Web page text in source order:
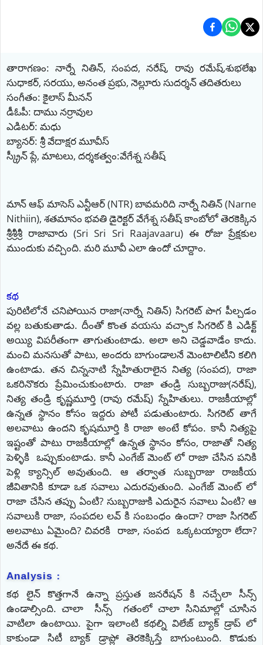
తారాగణం: నార్నే నితిన్, సంపద, నరేష్, రావు రమేష్,శుభలేఖ
సుధాకర్, సరయు, అనంత ప్రభు, నెల్లూరు సుదర్శన్ తదితరులు
సంగీతం: కైలాస్ మీనన్
డీఓపీ: దాము నర్రావుల
ఎడిటర్: మధు
బ్యానర్: శ్రీ వేదాక్షర మూవీస్
స్క్రీన్ ప్లే, మాటలు, దర్శకత్వం:వేగేశ్న సతీష్
మాన్ ఆఫ్ మాసెస్ ఎన్టీఆర్ (NTR) బావమరిది నార్నే నితిన్ (Narne
Nithiin), శతమానం భవతి డైరెక్టర్ వేగేశ్న సతీష్ కాంబోలో తెరకెక్కిన
శ్రీశ్రీశ్రీ రాజావారు (Sri Sri Sri Raajavaaru) ఈ రోజు ప్రేక్షకుల
ముందుకు వచ్చింది. మరి మూవీ ఎలా ఉందో చూద్దాం.
కథ
పురిటిలోనే చనిపోయిన రాజా(నార్నే నితిన్) సిగరెట్ పొగ పీల్చడం
వల్ల బతుకుతాడు. దీంతో కొంత వయసు వచ్చాక సిగరెట్ కి ఎడిక్ట్
అయ్యి విపరీతంగా తాగుతుంటాడు. అలా అని చెడ్డవాడేం కాదు.
మంచి మనసుతో పాటు, అందరు బాగుండాలనే మెంటాలిటీని కలిగి
ఉంటాడు. తన చిన్ననాటి స్నేహితురాలైన నిత్య (సంపద), రాజా
ఒకరినొకరు ప్రేమించుకుంటారు. రాజా తండ్రి సుబ్బరాజు(నరేష్),
నిత్య తండ్రి కృష్ణమూర్తి (రావు రమేష్) స్నేహితులు. రాజకీయాల్లో
ఉన్నత స్థానం కోసం ఇద్దరు పోటీ పడుతుంటారు. సిగరెట్ తాగే
అలవాటు ఉందని కృషమూర్తి కి రాజా అంటే కోపం. కానీ నిత్యపై
ఇష్టంతో పాటు రాజకీయాల్లో ఉన్నత స్థానం కోసం, రాజాతో నిత్య
పెళ్ళికి ఒప్పుకుంటాడు. కానీ ఎంగేజ్ మెంట్ లో రాజా చేసిన పనికి
పెళ్లి క్యాన్సిల్ అవుతుంది. ఆ తర్వాత సుబ్బరాజు రాజకీయ
జీవితానికి కూడా ఒక సవాలు ఎదురవుతుంది. ఎంగేజ్ మెంట్ లో
రాజా చేసిన తప్పు ఏంటి? సుబ్బరాజుకి ఎదురైన సవాలు ఏంటి? ఆ
సవాలుకి రాజా, సంపదల లవ్ కి సంబంధం ఉందా? రాజా సిగరెట్
అలవాటు ఏమైంది? చివరకి రాజా, సంపద ఒక్కటయ్యారా లేదా?
అనేదే ఈ కథ.
Analysis :
కథ లైన్ కొత్తగానే ఉన్నా ప్రస్తుత జనరేషన్ కి నచ్చేలా సీన్స్
ఉండాల్సింది. చాలా సీన్స్ గతంలో చాలా సినిమాల్లో చూసిన
వాటిలా ఉంటాయి. పైగా ఇలాంటి కథల్ని విలేజ్ బ్యాక్ డ్రాప్ లో
కాకుండా సిటీ బ్యాక్ డ్రాప్లో తెరకెక్కిస్తే బాగుంటుంది. కొడుకు